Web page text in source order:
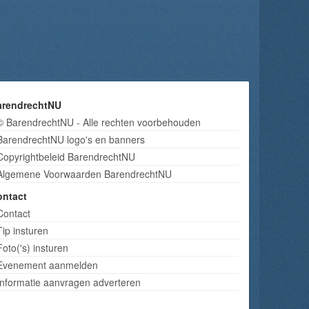
BarendrechtNU - Alle rechten voorbehouden
logo's en banners
BarendrechtNU
Voorwaarden BarendrechtNU
insturen
insturen
aanmelden
aanvragen adverteren